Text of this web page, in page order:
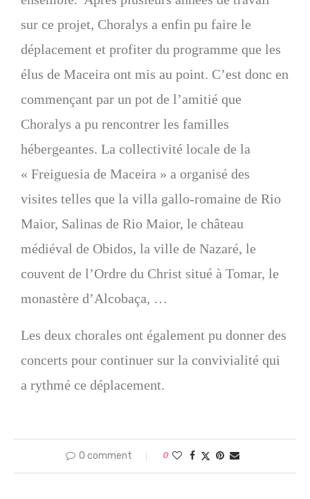
sur ce projet, Choralys a enfin pu faire le
déplacement et profiter du programme que les
élus de Maceira ont mis au point. C’est donc en
commençant par un pot de l’amitié que
Choralys a pu rencontrer les familles
hébergeantes. La collectivité locale de la
« Freiguesia de Maceira » a organisé des
visites telles que la villa gallo-romaine de Rio
Maior, Salinas de Rio Maior, le château
médiéval de Obidos, la ville de Nazaré, le
couvent de l’Ordre du Christ situé à Tomar, le
monastère d’Alcobaça, …
Les deux chorales ont également pu donner des
concerts pour continuer sur la convivialité qui
a rythmé ce déplacement.
0 comment 0